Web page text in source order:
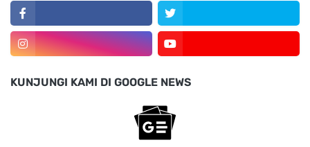
KUNJUNGI KAMI DI GOOGLE NEWS